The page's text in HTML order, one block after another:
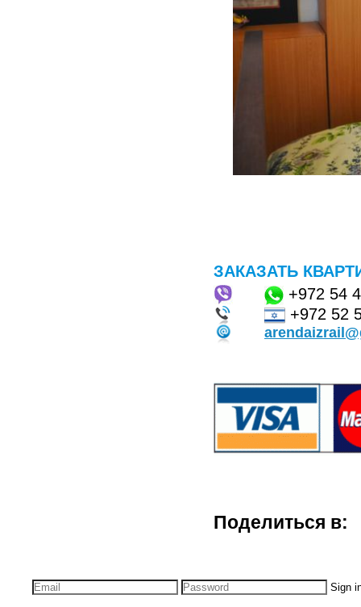
ЗАКАЗАТЬ
+972 54
+972 52
Поделиться в:
Sign